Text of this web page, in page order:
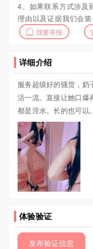
4、如果联系方式涉及
理由以及证据我们会第
我要举报
详细介绍
服务超级好的骚货，奶
活一流。直接让她口爆
都是淫水。长的也可以
体验验证
发布验证信息